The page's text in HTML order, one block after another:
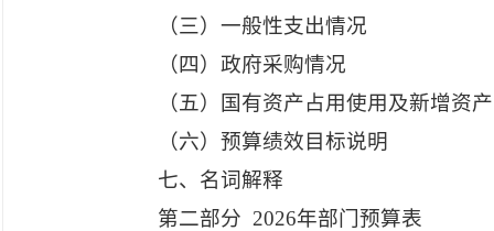
（三）一般性支出情况
（四）政府采购情况
（五）国有资产占用使用及新增资
（六）预算绩效目标说明
七、名词解释
第二部分 2026年部门预算表